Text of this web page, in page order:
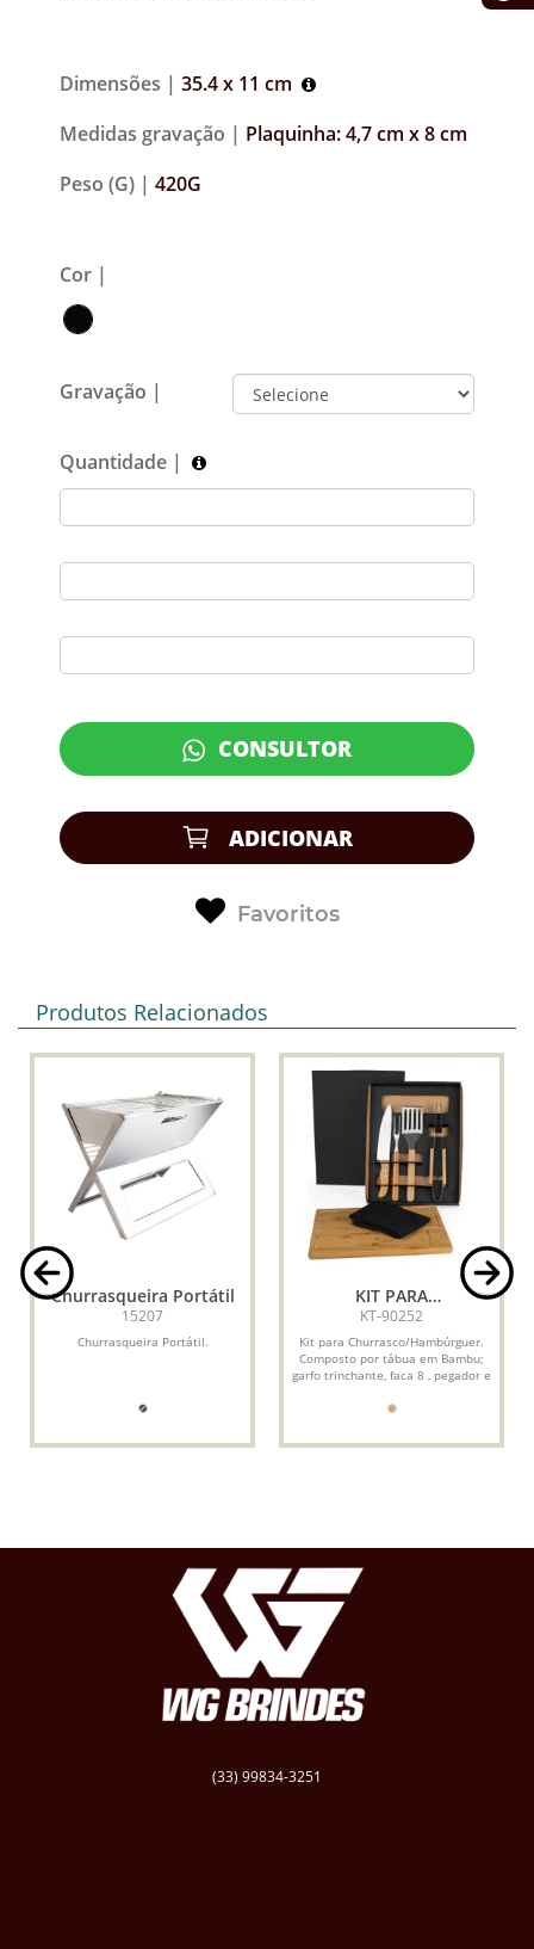
Dimensões | 35.4 x 11 cm
Medidas gravação | Plaquinha: 4,7 cm x 8 cm
Peso (G) | 420G
Cor |
Gravação |
Quantidade |
CONSULTOR
ADICIONAR
Favoritos
Produtos Relacionados
Churrasqueira Portátil
15207
Churrasqueira Portátil.
KIT PARA
CHURRASCO/HAMBÚRGUER
COM PEGADOR E
ESPÁTULA - 6 PÇS
KT-90252
Kit para Churrasco/Hambúrguer.
Composto por tábua em Bambu;
garfo trinchante, faca 8 , pegador e
(33) 99834-3251